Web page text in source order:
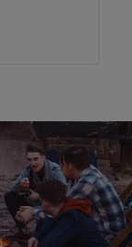
função